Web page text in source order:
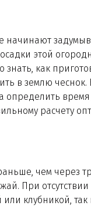
начинают
этой
как
в землю
определить время
расчету
чем через
При
клубникой, так